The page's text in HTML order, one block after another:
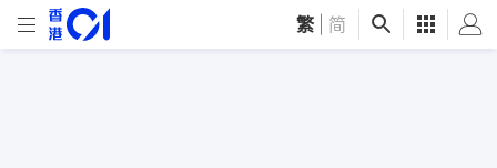
繁 简